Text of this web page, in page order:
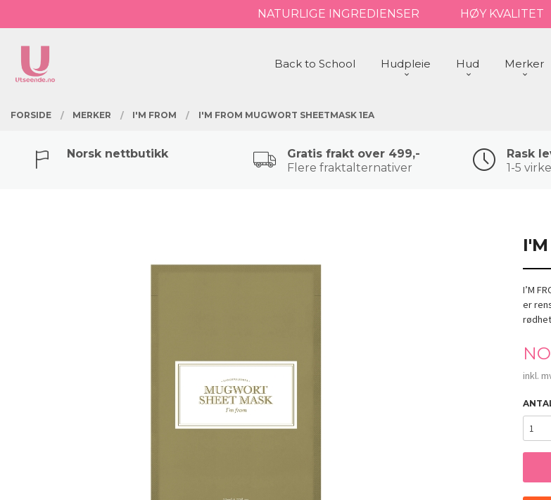
til
NATURLIGE INGREDIENSER HØY KVALITET
PRODUKTER
Back to School Hudpleie Hud Merker
FORSIDE MERKER I'M FROM I'M FROM MUGWORT SHEETMASK 1EA
Norsk nettbutikk
Gratis frakt over 499,-
Flere fraktalternativer
Rask
1-5
I’M
er
Pris
inkl.